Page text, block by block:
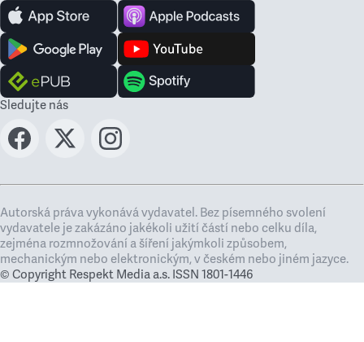
Sledujte nás
Autorská práva vykonává vydavatel. Bez písemného svolení
vydavatele je zakázáno jakékoli užití částí nebo celku díla,
zejména rozmnožování a šíření jakýmkoli způsobem,
mechanickým nebo elektronickým, v českém nebo jiném jazyce.
© Copyright Respekt Media a.s. ISSN 1801-1446